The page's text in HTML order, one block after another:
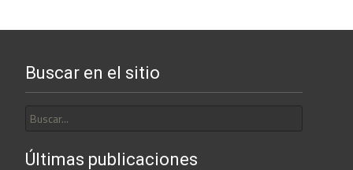
Buscar en el sitio
por:
Últimas publicaciones